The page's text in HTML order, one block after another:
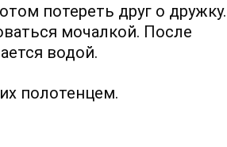
потереть друг о дружку.
мочалкой. После
водой.
полотенцем.